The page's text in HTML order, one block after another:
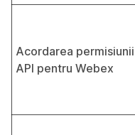
Acordarea permisiunii
API pentru Webex